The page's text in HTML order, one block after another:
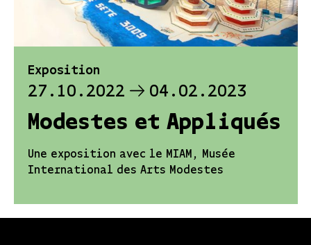
Exposition
27.10.2022 04.02.2023
Modestes et Appliqués
Une exposition avec le MIAM, Musée
International des Arts Modestes